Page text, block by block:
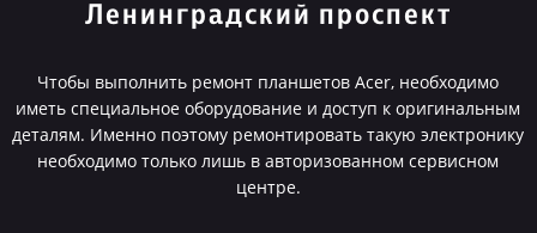
Ленинградский проспект
Чтобы выполнить ремонт планшетов Acer, необходимо
иметь специальное оборудование и доступ к оригинальным
деталям. Именно поэтому ремонтировать такую электронику
необходимо только лишь в авторизованном сервисном
центре.